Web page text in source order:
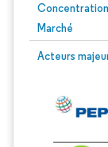
Marché
Acteurs
Image © Mordor